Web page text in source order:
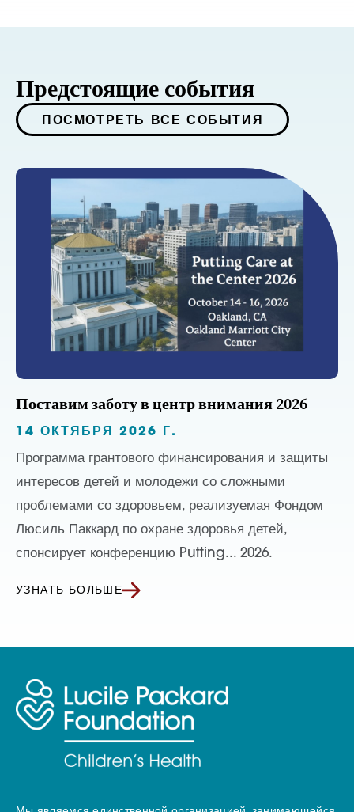
Предстоящие события
ПОСМОТРЕТЬ ВСЕ СОБЫТИЯ
Поставим заботу в центр внимания 2026
14 ОКТЯБРЯ 2026 Г.
Программа грантового финансирования и защиты
интересов детей и молодежи со сложными
проблемами со здоровьем, реализуемая Фондом
Люсиль Паккард по охране здоровья детей,
спонсирует конференцию Putting... 2026.
УЗНАТЬ БОЛЬШЕ